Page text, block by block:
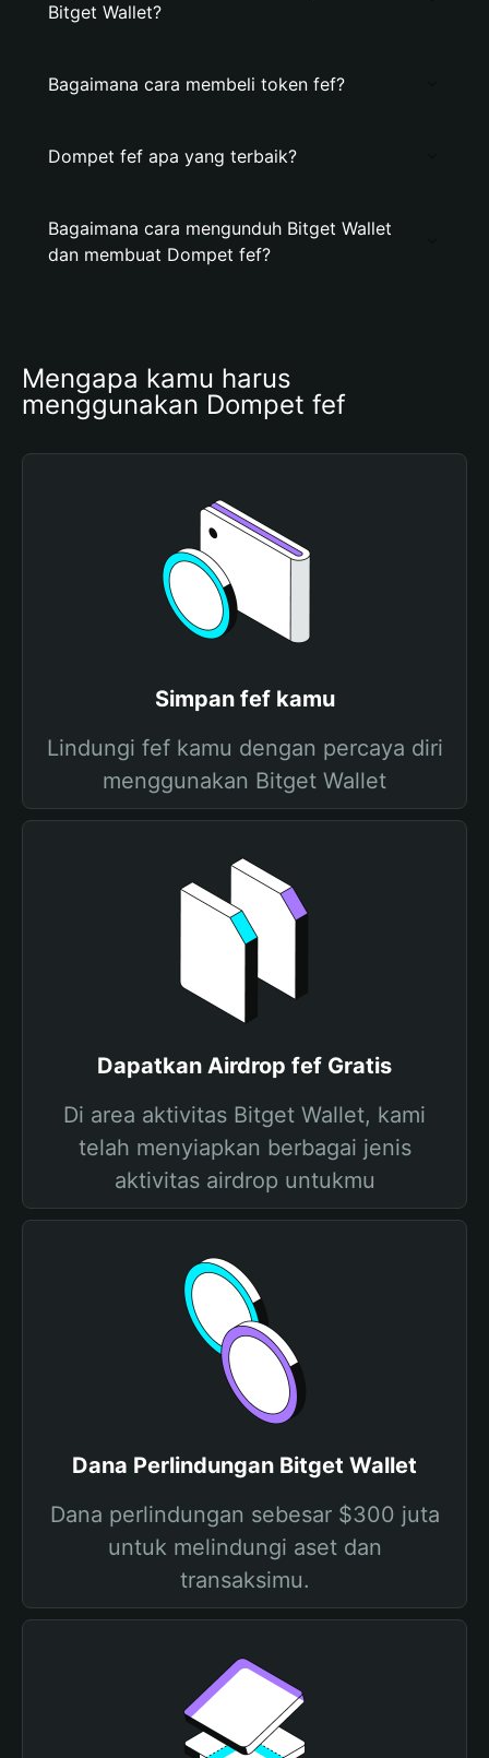
Bitget Wallet?
Bagaimana cara membeli token fef?
Dompet fef apa yang terbaik?
Bagaimana cara mengunduh Bitget Wallet
dan membuat Dompet fef?
Mengapa kamu harus
menggunakan Dompet fef
Simpan fef kamu
Lindungi fef kamu dengan percaya diri
menggunakan Bitget Wallet
Dapatkan Airdrop fef Gratis
Di area aktivitas Bitget Wallet, kami
telah menyiapkan berbagai jenis
aktivitas airdrop untukmu
Dana Perlindungan Bitget Wallet
Dana perlindungan sebesar $300 juta
untuk melindungi aset dan
transaksimu.